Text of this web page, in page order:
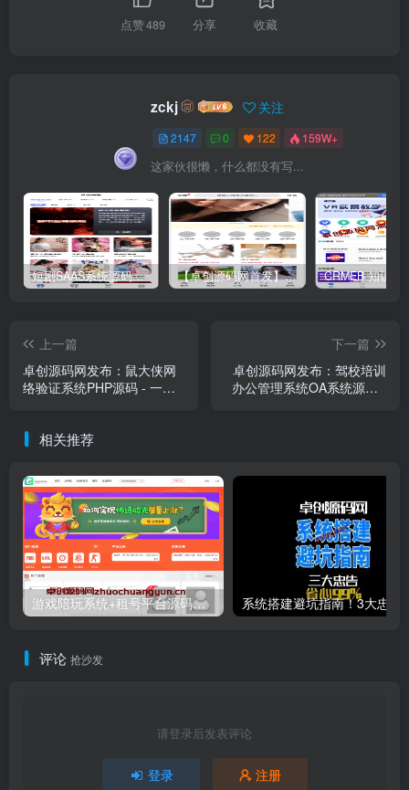
点赞489 分享 收藏
zckj 关注
2147 0 122 159W+
这家伙很懒，什么都没有写...
短剧SAAS系统源码｜多端分销+云存储+多租户架构 【卓创源码网首发】全开源视频打赏系统源码｜双模板+代理分站+易支付对接｜API全面修复｜站长盈利利器！​
上一篇
卓创源码网发布：鼠大侠网
络验证系统PHP源码 - 一机
方案
下一篇
卓创源码网发布：驾校培训
办公管理系统OA系统源码 -
相关推荐
游戏陪玩系统+租号平台源码下载｜小姐姐陪玩/声优任务/绝地LOL下单｜多端适配威客平台源码
评论 抢沙发
请登录后发表评论
登录 注册